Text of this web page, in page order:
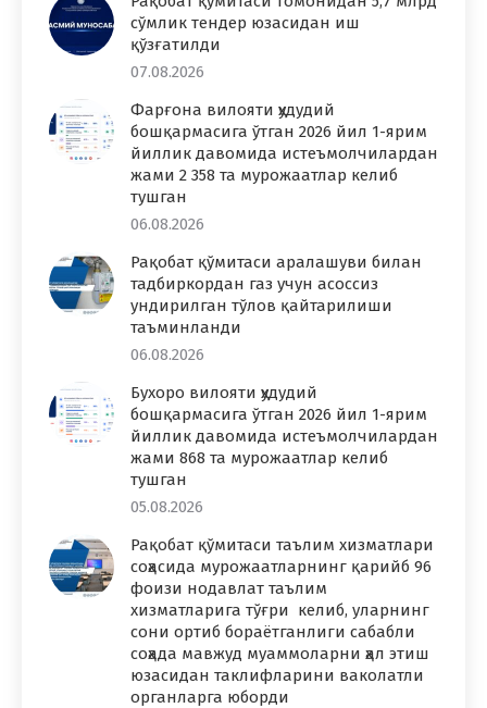
сўмлик тендер юзасидан иш
қўзғатилди
07.08.2026
Фарғона вилояти ҳудудий
бошқармасига ўтган 2026 йил 1-ярим
йиллик давомида истеъмолчилардан
жами 2 358 та мурожаатлар келиб
тушган
06.08.2026
Рақобат қўмитаси аралашуви билан
тадбиркордан газ учун асоссиз
ундирилган тўлов қайтарилиши
таъминланди
06.08.2026
Бухоро вилояти ҳудудий
бошқармасига ўтган 2026 йил 1-ярим
йиллик давомида истеъмолчилардан
жами 868 та мурожаатлар келиб
тушган
05.08.2026
Рақобат қўмитаси таълим хизматлари
соҳасида мурожаатларнинг қарийб 96
фоизи нодавлат таълим
хизматларига тўғри келиб, уларнинг
сони ортиб бораётганлиги сабабли
соҳада мавжуд муаммоларни ҳал этиш
юзасидан таклифларини ваколатли
органларга юборди